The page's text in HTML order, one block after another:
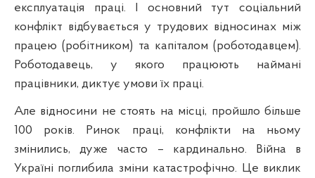
експлуатація праці. І основний тут соціальний
конфлікт відбувається у трудових відносинах між
працею (робітником) та капіталом (роботодавцем).
Роботодавець, у якого працюють наймані
працівники, диктує умови їх праці.
Але відносини не стоять на місці, пройшло більше
100 років. Ринок праці, конфлікти на ньому
змінились, дуже часто – кардинально. Війна в
Україні поглибила зміни катастрофічно. Це виклик